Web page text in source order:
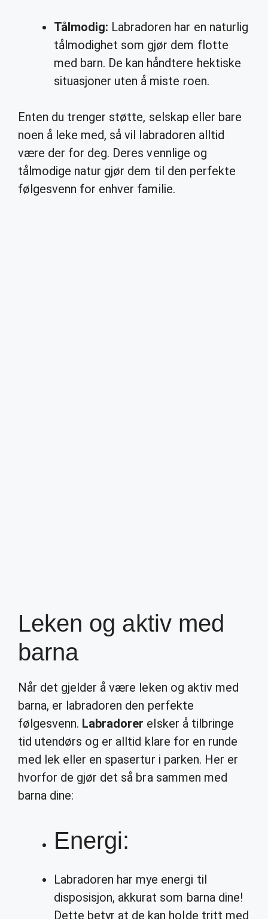
Tålmodig: Labradoren har en naturlig
tålmodighet som gjør dem flotte
med barn. De kan håndtere hektiske
situasjoner uten å miste roen.
Enten du trenger støtte, selskap eller bare
noen å leke med, så vil labradoren alltid
være der for deg. Deres vennlige og
tålmodige natur gjør dem til den perfekte
følgesvenn for enhver familie.
Leken og aktiv med
barna
Når det gjelder å være leken og aktiv med
barna, er labradoren den perfekte
følgesvenn. Labradorer elsker å tilbringe
tid utendørs og er alltid klare for en runde
med lek eller en spasertur i parken. Her er
hvorfor de gjør det så bra sammen med
barna dine:
Energi:
Labradoren har mye energi til
disposisjon, akkurat som barna dine!
Dette betyr at de kan holde tritt med